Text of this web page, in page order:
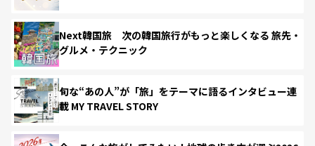
Next韓国旅 次の韓国旅行がもっと楽しくなる 旅先・
グルメ・テクニック
旬な“あの人”が「旅」をテーマに語るインタビュー連
載 MY TRAVEL STORY